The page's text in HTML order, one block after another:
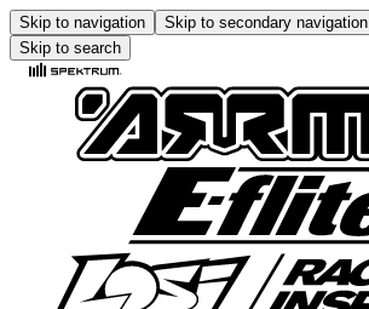
Skip to navigation Skip to secondary navigation
Skip to search